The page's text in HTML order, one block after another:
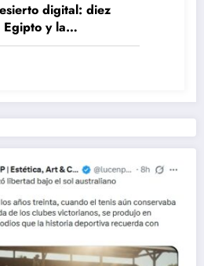
digital: diez
Egipto y la
sin